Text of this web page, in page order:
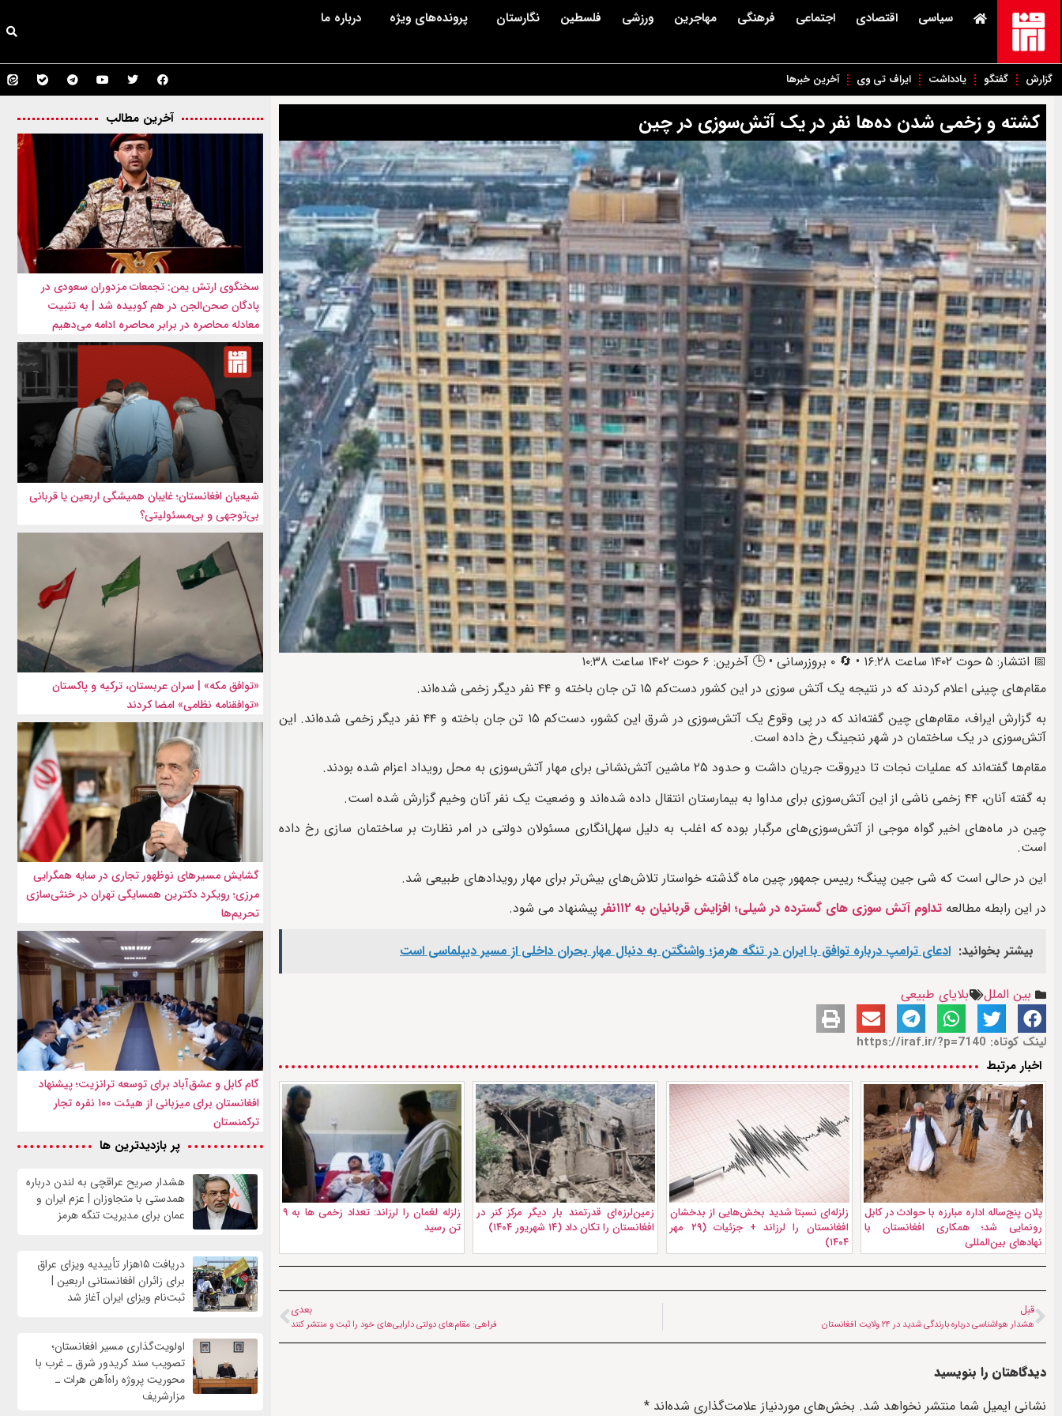
سیاسی اقتصادی اجتماعی فرهنگی مهاجرین ورزشی فلسطین نگارستان پرونده‌های ویژه درباره ما
گزارش گفتگو یادداشت ایراف تی وی آخرین خبرها
کشته و زخمی شدن ده‌ها نفر در یک آتش‌سوزی در چین
📅 انتشار: ۵ حوت ۱۴۰۲ ساعت ۱۶:۲۸ • 🔄 ۰ بروزرسانی • 🕒 آخرین: ۶ حوت ۱۴۰۲ ساعت ۱۰:۳۸
مقام‌های چینی اعلام کردند که در نتیجه یک آتش سوزی در این کشور دست‌کم ۱۵ تن جان باخته و ۴۴ نفر دیگر زخمی شده‌اند.
به گزارش ایراف، مقام‌های چین گفته‌اند که در پی وقوع یک آتش‌سوزی در شرق این کشور، دست‌کم ۱۵ تن جان باخته و ۴۴ نفر دیگر زخمی شده‌اند. این
آتش‌سوزی در یک ساختمان در شهر ننجینگ رخ داده است.
مقام‌ها گفته‌اند که عملیات نجات تا دیروقت جریان داشت و حدود ۲۵ ماشین آتش‌نشانی برای مهار آتش‌سوزی به محل رویداد اعزام شده بودند.
به گفته آنان، ۴۴ زخمی ناشی از این آتش‌سوزی برای مداوا به بیمارستان انتقال داده شده‌اند و وضعیت یک نفر آنان وخیم گزارش شده است.
چین در ماه‌های اخیر گواه موجی از آتش‌سوزی‌های مرگبار بوده که اغلب به دلیل سهل‌انگاری مسئولان دولتی در امر نظارت بر ساختمان سازی رخ داده
است.
این در حالی است که شی جین‌ پینگ؛ رییس جمهور چین ماه گذشته خواستار تلاش‌های بیش‌تر برای مهار رویدادهای طبیعی شد.
در این رابطه مطالعه تداوم آتش سوزی های گسترده در شیلی؛ افزایش قربانیان به ۱۱۲نفر پیشنهاد می شود.
بیشتر بخوانید: ادعای ترامپ درباره توافق با ایران در تنگه هرمز؛ واشنگتن به دنبال مهار بحران داخلی از مسیر دیپلماسی است
بین الملل بلایای طبیعی
لینک کوتاه: https://iraf.ir/?p=7140
اخبار مرتبط
پلان پنج‌ساله اداره مبارزه با حوادث در کابل
رونمایی شد؛ همکاری افغانستان با
نهادهای بین‌المللی
زلزله‌ای نسبتا شدید بخش‌هایی از بدخشان
افغانستان را لرزاند + جزئیات (۲۹ مهر
۱۴۰۴)
زمین‌لرزه‌ای قدرتمند بار دیگر مرکز کنر در
افغانستان را تکان داد (۱۴ شهریور ۱۴۰۴)
زلزله لغمان را لرزاند: تعداد زخمی ها به ۹
تن رسید
قبل
هشدار هواشناسی درباره بارندگی شدید در ۲۴ ولایت افغانستان
بعدی
فراهی: مقام‌های دولتی دارایی‌های خود را ثبت و منتشر کنند
دیدگاهتان را بنویسید
نشانی ایمیل شما منتشر نخواهد شد. بخش‌های موردنیاز علامت‌گذاری شده‌اند *
آخرین مطالب
سخنگوی ارتش یمن: تجمعات مزدوران سعودی در
پادگان صحن‌الجن در هم کوبیده شد | به تثبیت
معادله محاصره در برابر محاصره ادامه می‌دهیم
شیعیان افغانستان؛ غایبان همیشگی اربعین یا قربانی
بی‌توجهی و بی‌مسئولیتی؟
«توافق مکه» | سران عربستان، ترکیه و پاکستان
«توافقنامه نظامی» امضا کردند
گشایش مسیرهای نوظهور تجاری در سایه همگرایی
مرزی؛ رویکرد دکترین همسایگی تهران در خنثی‌سازی
تحریم‌ها
گام کابل و عشق‌آباد برای توسعه ترانزیت؛ پیشنهاد
افغانستان برای میزبانی از هیئت ۱۰۰ نفره تجار
ترکمنستان
پر بازدیدترین ها
هشدار صریح عراقچی به لندن درباره
همدستی با متجاوزان | عزم ایران و
عمان برای مدیریت تنگه هرمز
دریافت ۱۵هزار تأییدیه ویزای عراق
برای زائران افغانستانی اربعین |
ثبت‌نام ویزای ایران آغاز شد
اولویت‌گذاری مسیر افغانستان؛
تصویب سند کریدور شرق ـ غرب با
محوریت پروژه راه‌آهن هرات ـ
مزارشریف